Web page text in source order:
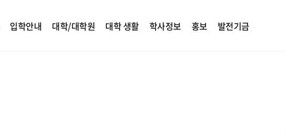
입학안내 대학/대학원 대학 생활 학사정보 홍보 발전기금